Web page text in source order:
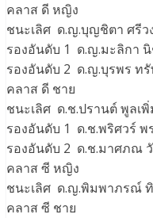
คลาส ดี หญิง
ชนะเลิศ ด.ญ.บุญชิตา ศรีว
รองอันดับ 1 ด.ญ.มะลิกา
รองอันดับ 2 ด.ญ.บุรพร
คลาส ดี ชาย
ชนะเลิศ ด.ช.ปรานต์ พูลเ
รองอันดับ 1 ด.ช.พริศวร์ พ
รองอันดับ 2 ด.ช.มาศภณ
คลาส ซี หญิง
ชนะเลิศ ด.ญ.พิมพาภรณ์
คลาส ซี ชาย